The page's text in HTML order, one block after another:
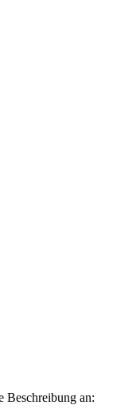
Beschreibung an: